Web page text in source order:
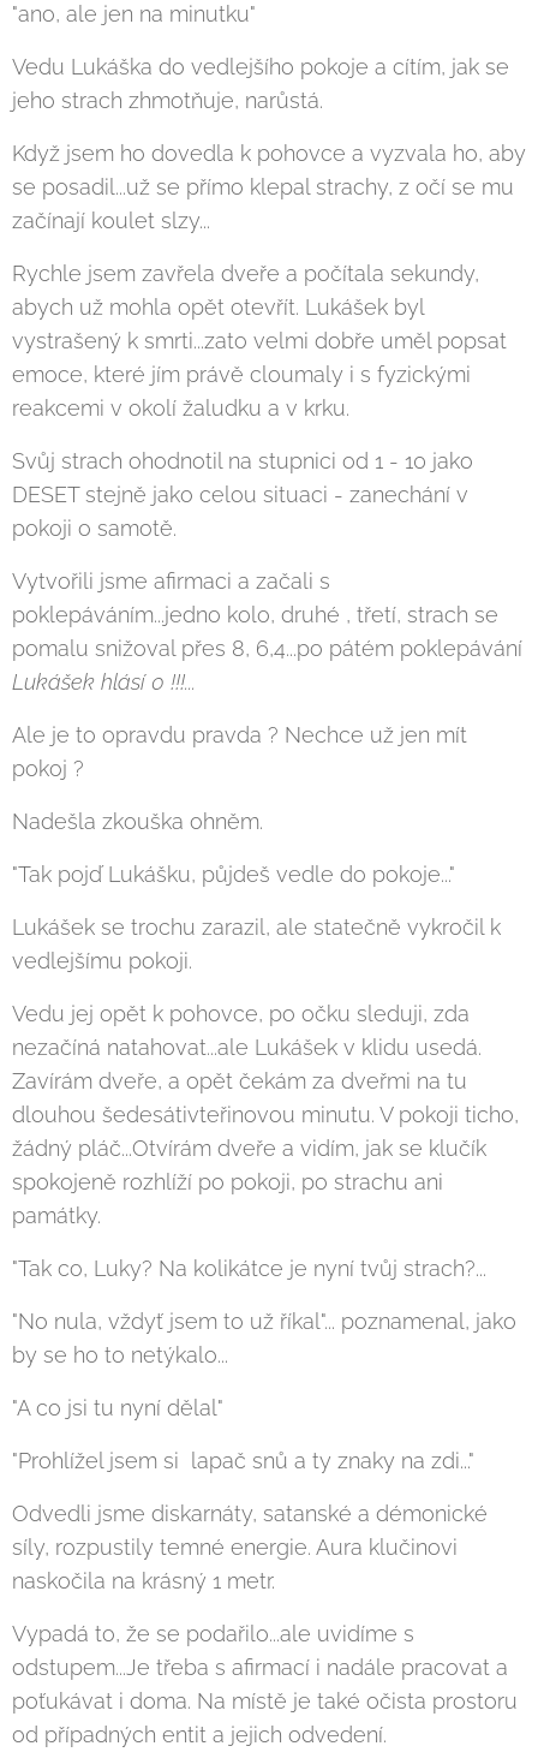
"ano, ale jen na minutku"
Vedu Lukáška do vedlejšího pokoje a cítím, jak se
jeho strach zhmotňuje, narůstá.
Když jsem ho dovedla k pohovce a vyzvala ho, aby
se posadil...už se přímo klepal strachy, z očí se mu
začínají koulet slzy...
Rychle jsem zavřela dveře a počítala sekundy,
abych už mohla opět otevřít. Lukášek byl
vystrašený k smrti...zato velmi dobře uměl popsat
emoce, které jím právě cloumaly i s fyzickými
reakcemi v okolí žaludku a v krku.
Svůj strach ohodnotil na stupnici od 1 - 10 jako
DESET stejně jako celou situaci - zanechání v
pokoji o samotě.
Vytvořili jsme afirmaci a začali s
poklepáváním...jedno kolo, druhé , třetí, strach se
pomalu snižoval přes 8, 6,4...po pátém poklepávání
Lukášek hlásí 0 !!!...
Ale je to opravdu pravda ? Nechce už jen mít
pokoj ?
Nadešla zkouška ohněm.
"Tak pojď Lukášku, půjdeš vedle do pokoje..."
Lukášek se trochu zarazil, ale statečně vykročil k
vedlejšímu pokoji.
Vedu jej opět k pohovce, po očku sleduji, zda
nezačíná natahovat...ale Lukášek v klidu usedá.
Zavírám dveře, a opět čekám za dveřmi na tu
dlouhou šedesátivteřinovou minutu. V pokoji ticho,
žádný pláč...Otvírám dveře a vidím, jak se klučík
spokojeně rozhlíží po pokoji, po strachu ani
památky.
"Tak co, Luky? Na kolikátce je nyní tvůj strach?...
"No nula, vždyť jsem to už říkal"... poznamenal, jako
by se ho to netýkalo...
"A co jsi tu nyní dělal"
"Prohlížel jsem si lapač snů a ty znaky na zdi..."
Odvedli jsme diskarnáty, satanské a démonické
síly, rozpustily temné energie. Aura klučinovi
naskočila na krásný 1 metr.
Vypadá to, že se podařilo...ale uvidíme s
odstupem...Je třeba s afirmací i nadále pracovat a
poťukávat i doma. Na místě je také očista prostoru
od případných entit a jejich odvedení.